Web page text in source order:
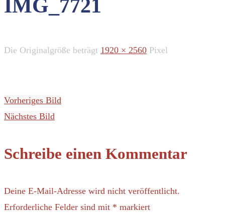
IMG_7721
Die Originalgröße beträgt 1920 × 2560 Pixel
Vorheriges Bild
Nächstes Bild
Schreibe einen Kommentar
Deine E-Mail-Adresse wird nicht veröffentlicht.
Erforderliche Felder sind mit * markiert